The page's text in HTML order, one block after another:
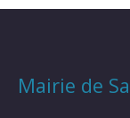
Mairie de